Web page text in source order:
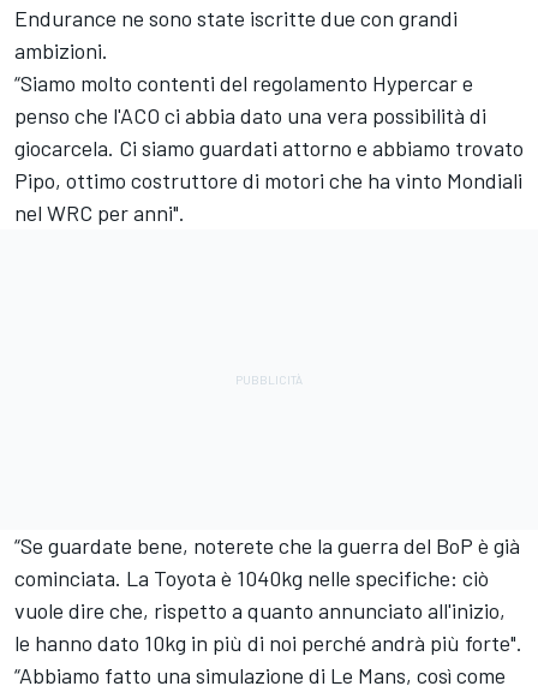
Endurance ne sono state iscritte due con grandi
ambizioni.
“Siamo molto contenti del regolamento Hypercar e
penso che l'ACO ci abbia dato una vera possibilità di
giocarcela. Ci siamo guardati attorno e abbiamo trovato
Pipo, ottimo costruttore di motori che ha vinto Mondiali
nel WRC per anni".
“Se guardate bene, noterete che la guerra del BoP è già
cominciata. La Toyota è 1040kg nelle specifiche: ciò
vuole dire che, rispetto a quanto annunciato all'inizio,
le hanno dato 10kg in più di noi perché andrà più forte".
“Abbiamo fatto una simulazione di Le Mans, così come